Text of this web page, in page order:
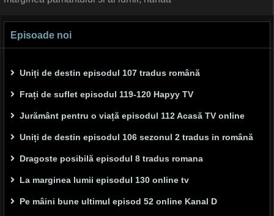
Episoade noi
Uniți de destin episodul 107 tradus română
Frați de suflet episodul 119-120 Hapyy TV
Jurământ pentru o viață episodul 112 Acasă TV online
Uniți de destin episodul 106 sezonul 2 tradus in română
Dragoste posibilă episodul 8 tradus romana
La marginea lumii episodul 130 online tv
Pe mâini bune ultimul episod 52 online Kanal D